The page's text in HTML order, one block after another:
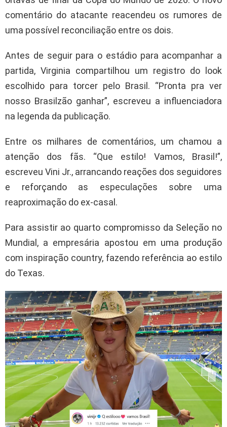
comentário do atacante reacendeu os rumores de
uma possível reconciliação entre os dois.
Antes de seguir para o estádio para acompanhar a
partida, Virginia compartilhou um registro do look
escolhido para torcer pelo Brasil. “Pronta pra ver
nosso Brasilzão ganhar”, escreveu a influenciadora
na legenda da publicação.
Entre os milhares de comentários, um chamou a
atenção dos fãs. “Que estilo! Vamos, Brasil!”,
escreveu Vini Jr., arrancando reações dos seguidores
e reforçando as especulações sobre uma
reaproximação do ex-casal.
Para assistir ao quarto compromisso da Seleção no
Mundial, a empresária apostou em uma produção
com inspiração country, fazendo referência ao estilo
do Texas.